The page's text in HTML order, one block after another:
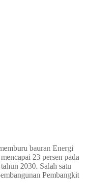
bauran Energi
23 persen pada
2030. Salah satu
Pembangkit